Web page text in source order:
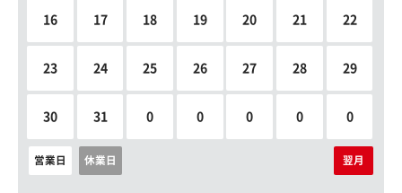
16 17 18 19 20 21 22
23 24 25 26 27 28 29
30 31 0 0 0 0 0
営業日 休業日 翌月